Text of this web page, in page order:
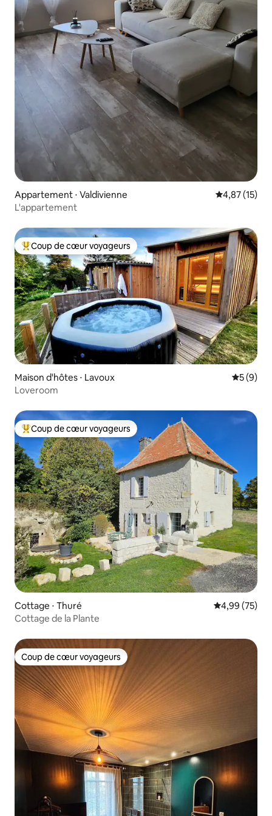
Appartement ⋅ Valdivienne Évaluation
4,87 (15)
L'appartement
Coups de cœur voyageurs les plus appréciés
Coup de cœur voyageurs
Maison d'hôtes ⋅ Lavoux
5 (9)
Loveroom
Coups de cœur voyageurs les plus appréciés
Coup de cœur voyageurs
Cottage ⋅ Thuré Évaluation
4,99 (75)
Cottage de la Plante
Coup de cœur voyageurs
Coup de cœur voyageurs